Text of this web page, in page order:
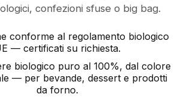
confezioni sfuse o big bag.
conforme al regolamento biologico
— certificati su richiesta.
biologico puro al 100%, dal colore
— per bevande, dessert e prodotti
da forno.